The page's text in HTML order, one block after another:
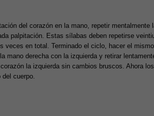
del corazón en la mano, repetir mentalmente
palpitación. Estas sílabas deben repetirse
veces en total. Terminado el ciclo, hacer el mismo
mano derecha con la izquierda y retirar
la izquierda sin cambios bruscos. Ahora
del cuerpo.